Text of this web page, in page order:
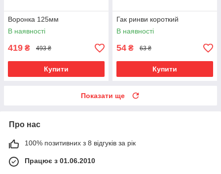
Воронка 125мм
В наявності
419 ₴ 493 ₴
Купити
Гак ринви короткий
В наявності
54 ₴ 63 ₴
Купити
Показати ще
Про нас
100% позитивних з 8 відгуків за рік
Працює з 01.06.2010